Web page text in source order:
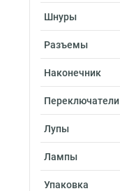
Шнуры
Разъемы
Наконечник
Переключатели
Лупы
Лампы
Упаковка